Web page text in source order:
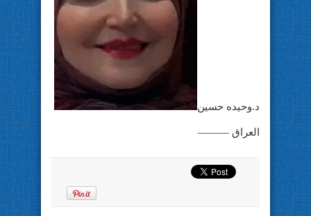
د.وحيده حسين
العراق ———